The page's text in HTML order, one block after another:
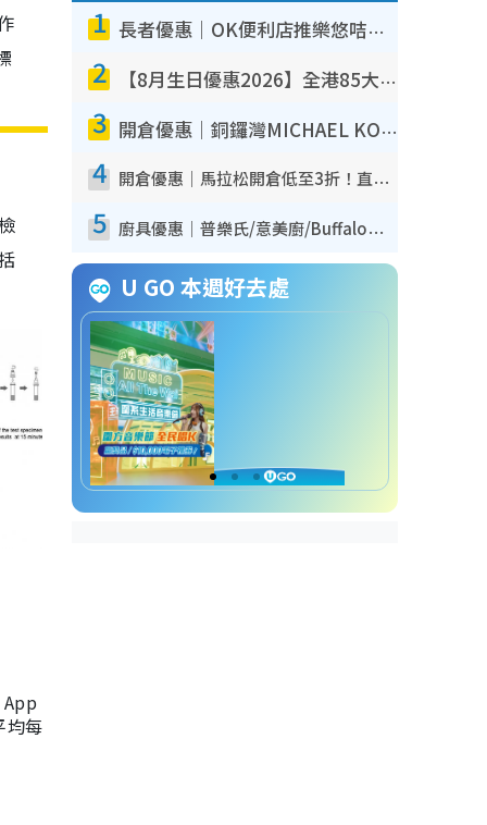
均每
1 長者優惠｜OK便利店推樂悠咭優惠！買麵包/牛奶/保健品拍卡即減
2 【8月生日優惠2026】全港85大食買玩著數攻略 自助餐/火鍋放題同行免費＋誠品/DONKI送現金券
3 開倉優惠｜銅鑼灣MICHAEL KORS開倉低至17折！直擊$500起買手袋/銀包/鞋款 必買經典Jet Set系列
4 開倉優惠｜馬拉松開倉低至3折！直擊$99起買adidas／New Balance／Puma鞋款 STANLEY保溫杯劈價至$119起
5 廚具優惠｜普樂氏/意美廚/Buffalo廚具低至3折！$89起買煎鍋／炒鑊／個人鍋 同場小家電激減至$99起
U GO 本週好去處